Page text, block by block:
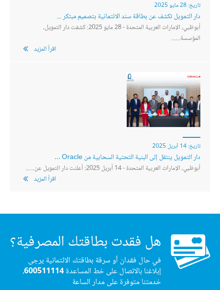
تاريخ:28 مايو 2025
دار التمويل تكشف عن بطاقة سند الائتمانية بتصميم مبتكر ...
أبوظبي، الإمارات العربية المتحدة - 28 مايو 2025: كشفت دار التمويل،
المؤسسة......
اقرأ المزيد
تاريخ:14 أبريل 2025
دار التمويل ينتقل إلى البنية التحتية السحابية من Oracle ...
أبوظبي، الإمارات العربية المتحدة - 14 أبريل 2025: أعلنت دار التمويل عن......
اقرأ المزيد
هل فقدت بطاقتك المصرفية؟
في حال فقدان أو سرقة بطاقتك الائتمانية يرجى
إبلاغنا بالاتصال على خط المساعدة600511114،
خدمتنا متوفرة على مدار الساعة